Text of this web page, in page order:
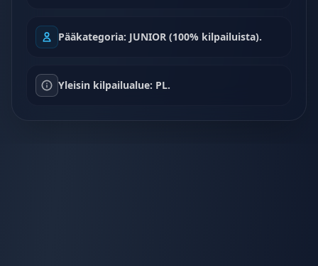
Pääkategoria: JUNIOR (100% kilpailuista).
Yleisin kilpailualue: PL.